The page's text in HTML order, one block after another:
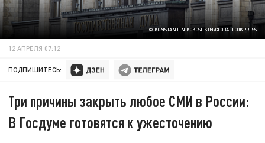
© KONSTANTIN KOKOSHKIN/GLOBALLOOKPRESS
12 АПРЕЛЯ 07:12
ПОДПИШИТЕСЬ:
Три причины закрыть любое СМИ в России:
В Госдуме готовятся к ужесточению